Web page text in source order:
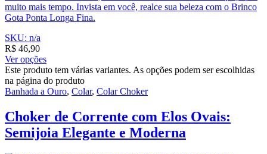
muito mais tempo. Invista em você, realce sua beleza com o Brinco
Gota Ponta Longa Fina.
SKU: n/a
R$ 46,90
Ver opções
Este produto tem várias variantes. As opções podem ser escolhidas
na página do produto
Banhada a Ouro, Colar, Colar Choker
Choker de Corrente com Elos Ovais:
Semijoia Elegante e Moderna